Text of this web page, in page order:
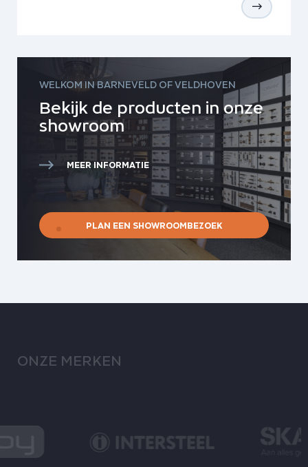
WELKOM IN BARNEVELD OF VELDHOVEN
Bekijk de producten in onze
showroom
MEER INFORMATIE
PLAN EEN SHOWROOMBEZOEK
ONZE MERKEN